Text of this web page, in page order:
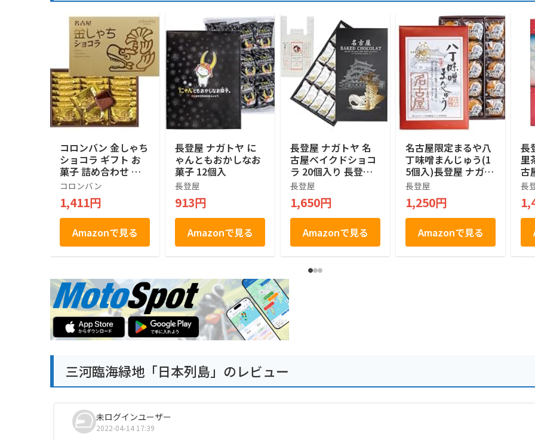
コロンバン 金しゃち
ショコラ ギフト お
菓子 詰め合わせ 個
包装 土産 お菓子 ス
イーツ 銘店 ラング
ドシャ 21枚入り
コロンバン
1,411円
Amazonで見る
長登屋 ナガトヤ に
ゃんともおかしなお
菓子 12個入
長登屋
913円
Amazonで見る
長登屋 ナガトヤ 名
古屋ベイクドショコ
ラ 20個入り 長登屋
オリジナル土産袋付
個包装 焼きショコラ
名古屋土産 焼菓子
お菓子 手土産 お茶
菓子
長登屋
1,650円
Amazonで見る
名古屋限定まるや八
丁味噌まんじゅう(1
5個入)長登屋 ナガト
ヤ 名古屋土産
長登屋
1,250円
Amazonで見る
長
里
古
つ
お
食
取
長
三河臨海緑地「日本列島」のレビュー
未ログインユーザー
2022-04-14 17:39